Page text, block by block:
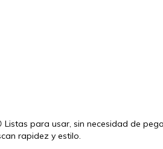
Listas para usar, sin necesidad de
rapidez y estilo.